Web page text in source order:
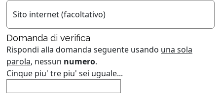
Sito internet (facoltativo)
Domanda di verifica
Rispondi alla domanda seguente usando una sola
parola, nessun numero.
Cinque piu' tre piu' sei uguale...